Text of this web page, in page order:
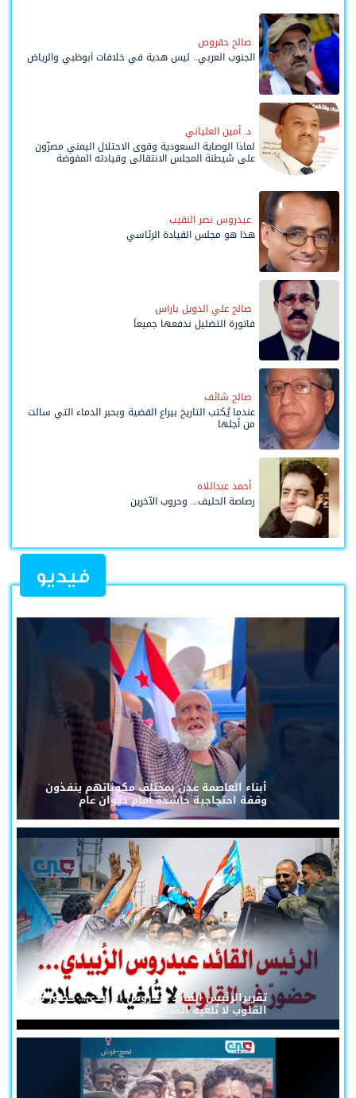
صالح حقروص
الجنوب العربي.. ليس هدية في خلافات أبوظبي والرياض
د. أمين العلياني
لماذا الوصاية السعودية وقوى الاحتلال اليمني مصرّون
على شيطنة المجلس الانتقالي وقيادته المفوضة
عيدروس نصر النقيب
هذا هو مجلس القيادة الرئاسي
صالح علي الدويل باراس
فاتورة التضليل ندفعها جميعاً
صالح شائف
عندما يُكتب التاريخ بيراع القضية وبحبر الدماء التي سالت
من أجلها
أحمد عبداللاه
رصاصة الحليف... وحروب الآخرين
فيديو
أبناء العاصمة عدن بمختلف مكوناتهم ينفذون
وقفة احتجاجية حاشدة أمام ديوان عام
تقريرالرئيس القائد عيدروس الزُبيدي... حضورٌ في
القلوب لا تُلغيه الحملات